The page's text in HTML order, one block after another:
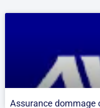
Assurance dommage